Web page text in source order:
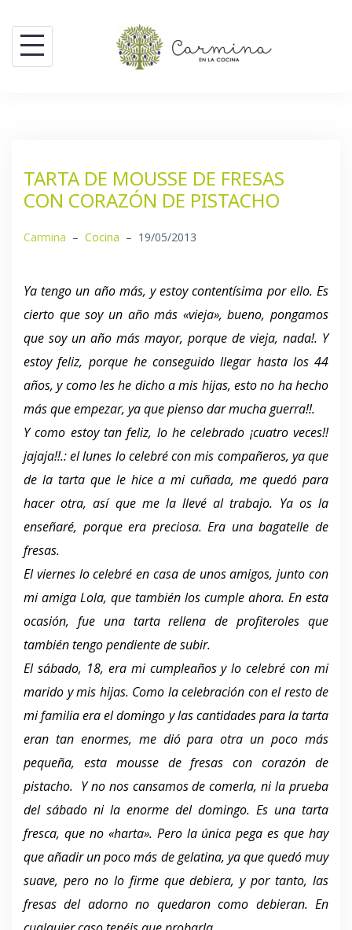
contenido
TARTA DE MOUSSE DE FRESAS
CON CORAZÓN DE PISTACHO
Carmina – Cocina – 19/05/2013
Ya tengo un año más, y estoy contentísima por ello. Es
cierto que soy un año más «vieja», bueno, pongamos
que soy un año más mayor, porque de vieja, nada!. Y
estoy feliz, porque he conseguido llegar hasta los 44
años, y como les he dicho a mis hijas, esto no ha hecho
más que empezar, ya que pienso dar mucha guerra!!.
Y como estoy tan feliz, lo he celebrado ¡cuatro veces!!
jajaja!!.: el lunes lo celebré con mis compañeros, ya que
de la tarta que le hice a mi cuñada, me quedó para
hacer otra, así que me la llevé al trabajo. Ya os la
enseñaré, porque era preciosa. Era una bagatelle de
fresas.
El viernes lo celebré en casa de unos amigos, junto con
mi amiga Lola, que también los cumple ahora. En esta
ocasión, fue una tarta rellena de profiteroles que
también tengo pendiente de subir.
El sábado, 18, era mi cumpleaños y lo celebré con mi
marido y mis hijas. Como la celebración con el resto de
mi familia era el domingo y las cantidades para la tarta
eran tan enormes, me dió para otra un poco más
pequeña, esta mousse de fresas con corazón de
pistacho. Y no nos cansamos de comerla, ni la prueba
del sábado ni la enorme del domingo. Es una tarta
fresca, que no «harta». Pero la única pega es que hay
que añadir un poco más de gelatina, ya que quedó muy
suave, pero no lo firme que debiera, y por tanto, las
fresas del adorno no quedaron como debieran. En